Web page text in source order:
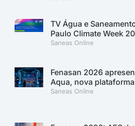
TV Água e
Paulo Climate Week
Saneas Online
Fenasan 2026
Aqua, nova
Saneas Online